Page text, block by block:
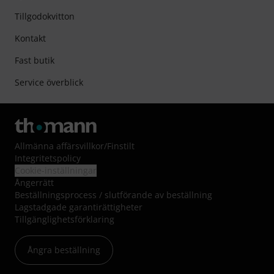
Tillgodokvitton
Kontakt
Fast butik
Service överblick
Allmänna affärsvillkor/Finstilt
Integritetspolicy
Ångerrätt
Beställningsprocess / slutförande av beställning
Lagstadgade garantirättigheter
Tillgänglighetsförklaring
Ångra beställning